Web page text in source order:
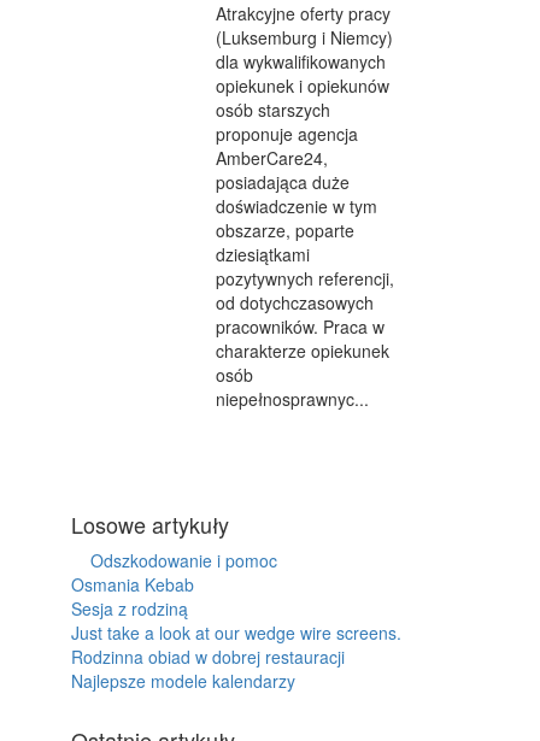
Atrakcyjne oferty pracy
(Luksemburg i Niemcy)
dla wykwalifikowanych
opiekunek i opiekunów
osób starszych
proponuje agencja
AmberCare24,
posiadająca duże
doświadczenie w tym
obszarze, poparte
dziesiątkami
pozytywnych referencji,
od dotychczasowych
pracowników. Praca w
charakterze opiekunek
osób
niepełnosprawnyc...
Losowe artykuły
Odszkodowanie i pomoc
Osmania Kebab
Sesja z rodziną
Just take a look at our wedge wire screens.
Rodzinna obiad w dobrej restauracji
Najlepsze modele kalendarzy